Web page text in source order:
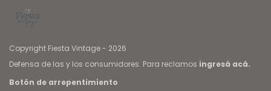
Copyright Fiesta Vintage - 2026
Defensa de las y los consumidores. Para reclamos ingresá acá.
Botón de arrepentimiento